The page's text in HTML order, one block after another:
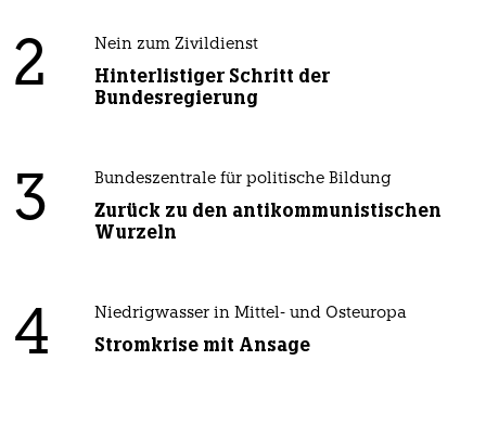
2 Nein zum Zivildienst
Hinterlistiger Schritt der
Bundesregierung
3 Bundeszentrale für politische Bildung
Zurück zu den antikommunistischen
Wurzeln
4 Niedrigwasser in Mittel- und Osteuropa
Stromkrise mit Ansage